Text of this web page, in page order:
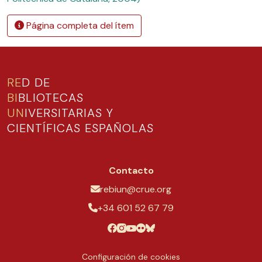
Página completa del ítem
RED DE
BIBLIOTECAS
UNIVERSITARIAS Y
CIENTÍFICAS ESPAÑOLAS
Contacto
rebiun@crue.org
+34 601 52 67 79
Configuración de cookies